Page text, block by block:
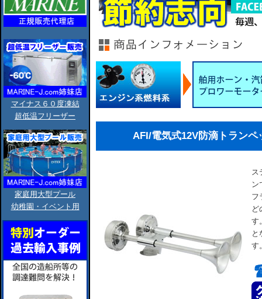
マイナス６０度凍結
超低温フリーザー
家庭用大型プール
幼稚園・イベント用
AFI/電気式12V防滴トラン
ス
ン
フ
ど
す
と
す